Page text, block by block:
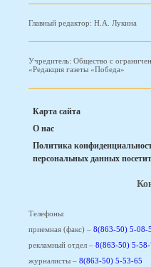
Главный редактор: Н.А. Лукина
Учредитель: Общество с
«Редакция газеты «Победа»
Карта сайта
О нас
Политика
персональных данных
Телефоны:
приемная (факс) – 8(863-50) 5-08-
рекламный отдел – 8(863-50) 5-
журналисты – 8(863-50) 5-53-65